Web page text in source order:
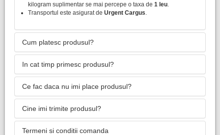
kilogram suplimentar se mai percepe o taxa de 1 leu
Transportul este asigurat de Urgent Cargus
Cum platesc produsul?
In cat timp primesc produsul?
Ce fac daca nu imi place produsul?
Cine imi trimite produsul?
Termeni si conditii comanda